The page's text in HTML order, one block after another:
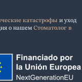
катастрофы и уход
о нашем Стоматолог в